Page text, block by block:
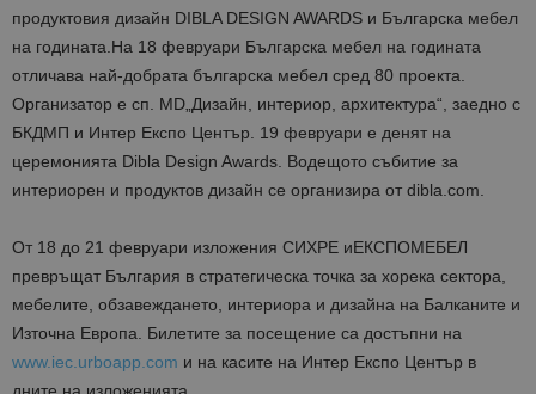
продуктовия дизайн DIBLA DESIGN AWARDS и Българска мебел
на годината.На 18 февруари Българска мебел на годината
отличава най-добрата българска мебел сред 80 проекта.
Организатор е сп. МD„Дизайн, интериор, архитектура“, заедно с
БКДМП и Интер Експо Център. 19 февруари е денят на
церемонията Dibla Design Awards. Водещото събитие за
интериорен и продуктов дизайн се организира от dibla.com.
От 18 до 21 февруари изложения СИХРЕ иЕКСПОМЕБЕЛ
превръщат България в стратегическа точка за хорека сектора,
мебелите, обзавеждането, интериора и дизайна на Балканите и
Източна Европа. Билетите за посещение са достъпни на
www.iec.urboapp.com и на касите на Интер Експо Център в